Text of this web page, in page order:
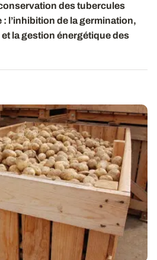
des tubercules
l’inhibition de la germination,
la gestion énergétique des